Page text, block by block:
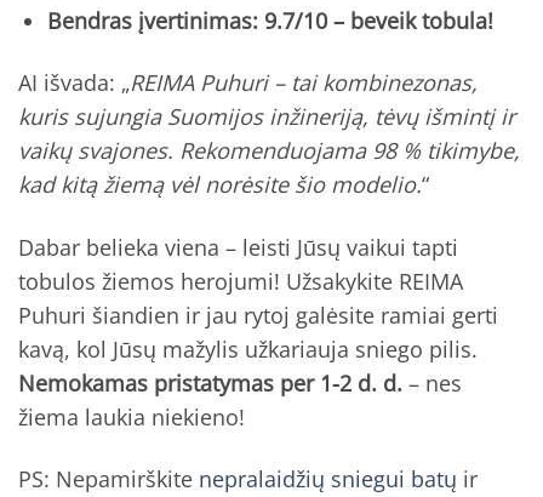
Bendras įvertinimas: 9.7/10 – beveik tobula!
AI išvada: „REIMA Puhuri – tai kombinezonas,
kuris sujungia Suomijos inžineriją, tėvų išmintį ir
vaikų svajones. Rekomenduojama 98 % tikimybe,
kad kitą žiemą vėl norėsite šio modelio.“
Dabar belieka viena – leisti Jūsų vaikui tapti
tobulos žiemos herojumi! Užsakykite REIMA
Puhuri šiandien ir jau rytoj galėsite ramiai gerti
kavą, kol Jūsų mažylis užkariauja sniego pilis.
Nemokamas pristatymas per 1-2 d. d. – nes
žiema laukia niekieno!
PS: Nepamirškite nepralaidžių sniegui batų ir